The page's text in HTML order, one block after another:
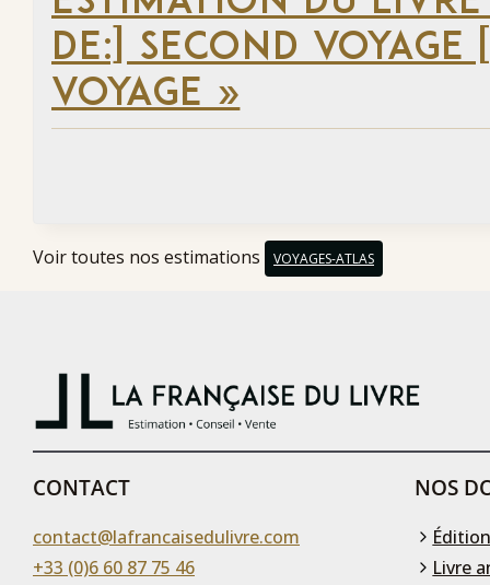
DE:] SECOND
VOYAGE »
Voir toutes nos estimations VOYAGES-ATLAS
CONTACT
contact@lafrancaisedulivre.com
+33 (0)6 60 87 75 46
NOS
Livre